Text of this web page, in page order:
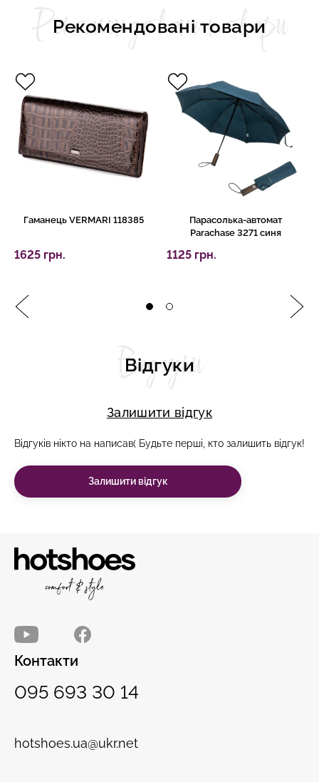
Рекомендовані товари
Рекомендовані товари
Гаманець VERMARI 118385
1625 грн.
Парасолька-автомат
Parachase 3271 синя
1125 грн.
Відгуки
Відгуки
Залишити відгук
Відгуків нікто на написав( Будьте перші, кто залишить відгук!
Залишити відгук
Контакти
095 693 30 14
hotshoes.ua@ukr.net